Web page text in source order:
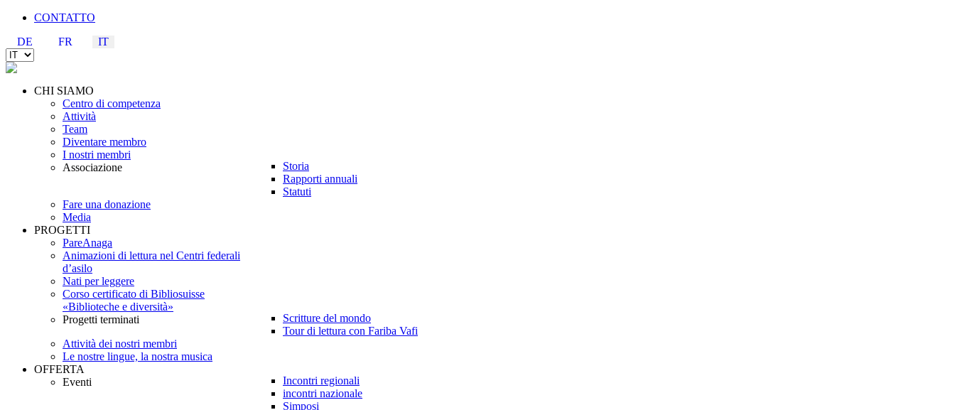
CONTATTO
DE
FR IT
CHI SIAMO
Centro di competenza
Attività
Team
Diventare membro
I nostri membri
Associazione
Storia
Rapporti annuali
Statuti
Fare una donazione
Media
PROGETTI
PareAnaga
Animazioni di lettura nel Centri federali
d’asilo
Nati per leggere
Corso certificato di Bibliosuisse
«Biblioteche e diversità»
Progetti terminati
Scritture del mondo
Tour di lettura con Fariba Vafi
Attività dei nostri membri
Le nostre lingue, la nostra musica
OFFERTA
Eventi
Incontri regionali
incontri nazionale
Simposi